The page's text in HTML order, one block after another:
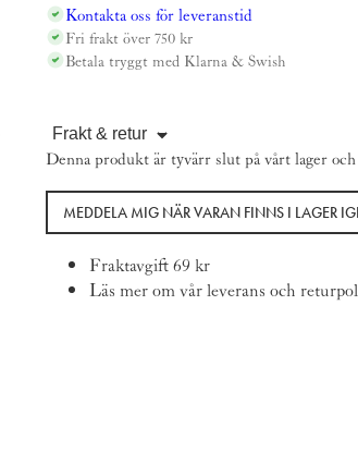
Kontakta oss för leveranstid
Fri frakt över 750 kr
Betala tryggt med Klarna & Swish
Frakt & retur
Denna produkt är tyvärr slut på vårt lager
MEDDELA MIG NÄR VARAN FINNS I LAGER
Fraktavgift 69 kr
Läs mer om vår leverans och